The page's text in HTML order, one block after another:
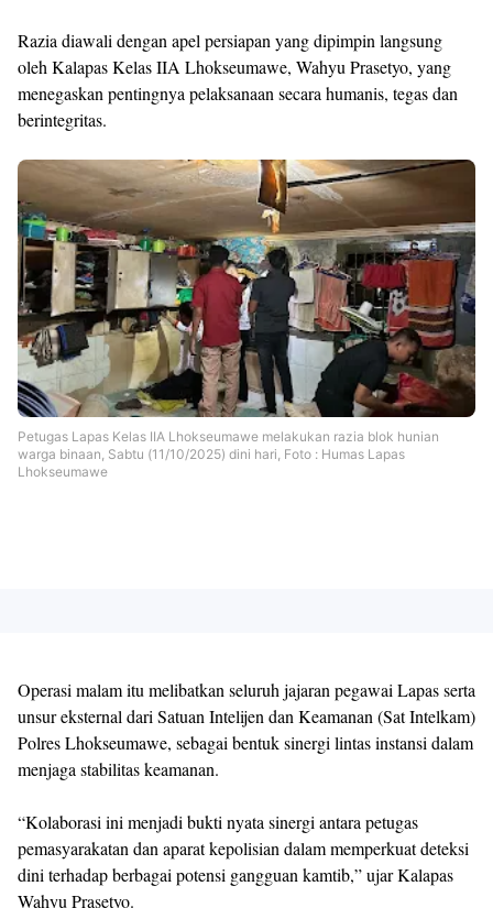
Razia diawali dengan apel persiapan yang dipimpin langsung
oleh Kalapas Kelas IIA Lhokseumawe, Wahyu Prasetyo, yang
menegaskan pentingnya pelaksanaan secara humanis, tegas dan
berintegritas.
Petugas Lapas Kelas IIA Lhokseumawe melakukan razia blok hunian
warga binaan, Sabtu (11/10/2025) dini hari, Foto : Humas Lapas
Lhokseumawe
Operasi malam itu melibatkan seluruh jajaran pegawai Lapas serta
unsur eksternal dari Satuan Intelijen dan Keamanan (Sat Intelkam)
Polres Lhokseumawe, sebagai bentuk sinergi lintas instansi dalam
menjaga stabilitas keamanan.
“Kolaborasi ini menjadi bukti nyata sinergi antara petugas
pemasyarakatan dan aparat kepolisian dalam memperkuat deteksi
dini terhadap berbagai potensi gangguan kamtib,” ujar Kalapas
Wahyu Prasetyo.